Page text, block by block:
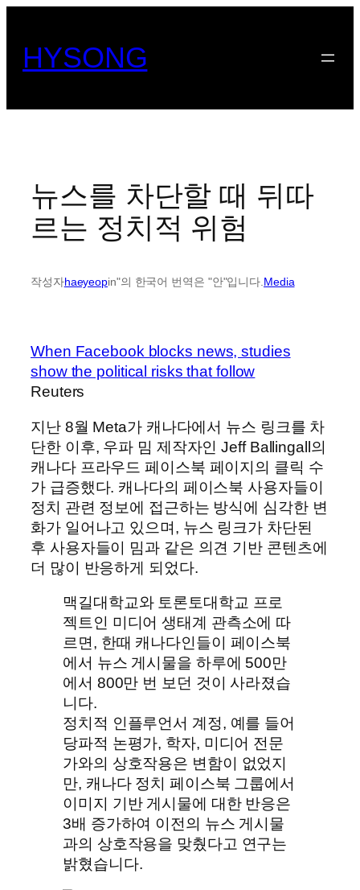
HYSONG
뉴스를 차단할 때 뒤따
르는 정치적 위험
작성자haeyeopin"의 한국어 번역은 "안"입니다.Media
When Facebook blocks news, studies
show the political risks that follow
Reuters
지난 8월 Meta가 캐나다에서 뉴스 링크를 차
단한 이후, 우파 밈 제작자인 Jeff Ballingall의
캐나다 프라우드 페이스북 페이지의 클릭 수
가 급증했다. 캐나다의 페이스북 사용자들이
정치 관련 정보에 접근하는 방식에 심각한 변
화가 일어나고 있으며, 뉴스 링크가 차단된
후 사용자들이 밈과 같은 의견 기반 콘텐츠에
더 많이 반응하게 되었다.
맥길대학교와 토론토대학교 프로
젝트인 미디어 생태계 관측소에 따
르면, 한때 캐나다인들이 페이스북
에서 뉴스 게시물을 하루에 500만
에서 800만 번 보던 것이 사라졌습
니다.
정치적 인플루언서 계정, 예를 들어
당파적 논평가, 학자, 미디어 전문
가와의 상호작용은 변함이 없었지
만, 캐나다 정치 페이스북 그룹에서
이미지 기반 게시물에 대한 반응은
3배 증가하여 이전의 뉴스 게시물
과의 상호작용을 맞췄다고 연구는
밝혔습니다.